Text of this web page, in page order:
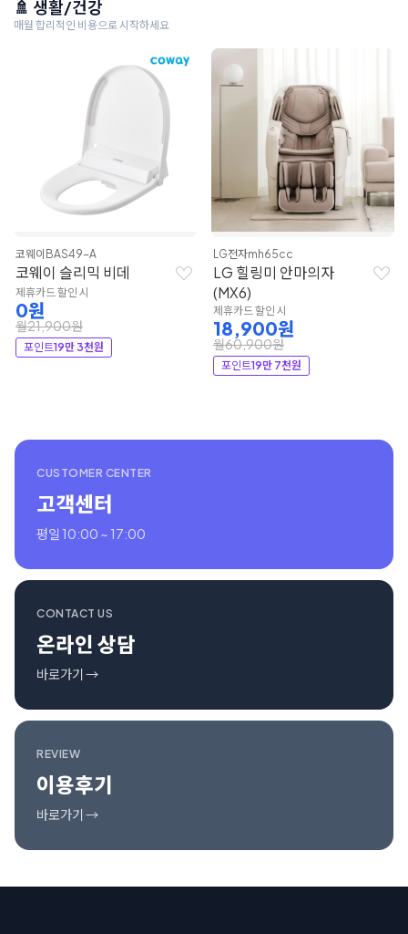
🚿 생활/건강
매월 합리적인 비용으로 시작하세요
코웨이 BAS49-A
코웨이 슬리믹 비데
제휴카드 할인 시
0원
월21,900원
포인트19만 3천원
LG전자mh65cc
LG 힐링미 안마의자
(MX6)
제휴카드 할인 시
18,900원
월60,900원
포인트19만 7천원
CUSTOMER CENTER
고객센터
평일 10:00 ~ 17:00
CONTACT US
온라인 상담
바로가기 →
REVIEW
이용후기
바로가기 →